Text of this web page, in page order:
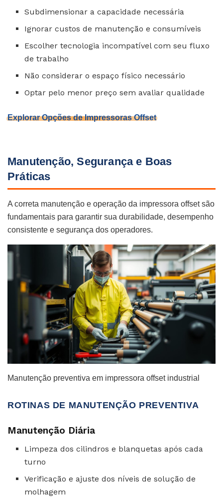
Subdimensionar a capacidade necessária
Ignorar custos de manutenção e consumíveis
Escolher tecnologia incompatível com seu fluxo
de trabalho
Não considerar o espaço físico necessário
Optar pelo menor preço sem avaliar qualidade
Explorar Opções de Impressoras Offset
Manutenção, Segurança e Boas
Práticas
A correta manutenção e operação da impressora offset são
fundamentais para garantir sua durabilidade, desempenho
consistente e segurança dos operadores.
Manutenção preventiva em impressora offset industrial
ROTINAS DE MANUTENÇÃO PREVENTIVA
Manutenção Diária
Limpeza dos cilindros e blanquetas após cada
turno
Verificação e ajuste dos níveis de solução de
molhagem